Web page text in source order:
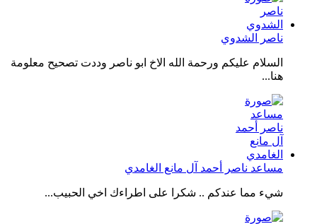
ناصر الشدوي
السلام عليكم ورحمة الله الاخ ابو ناصر وددت تصحيح معلومة
هنا...
مساعد ناصر أحمد آل مانع الغامدي
شيء مما عندكم .. شكرا على اطراءك اخي الحبيب...